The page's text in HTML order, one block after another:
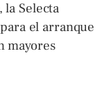
la Selecta
el arranque
mayores